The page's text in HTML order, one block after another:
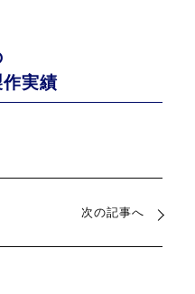
実績
次の記事へ